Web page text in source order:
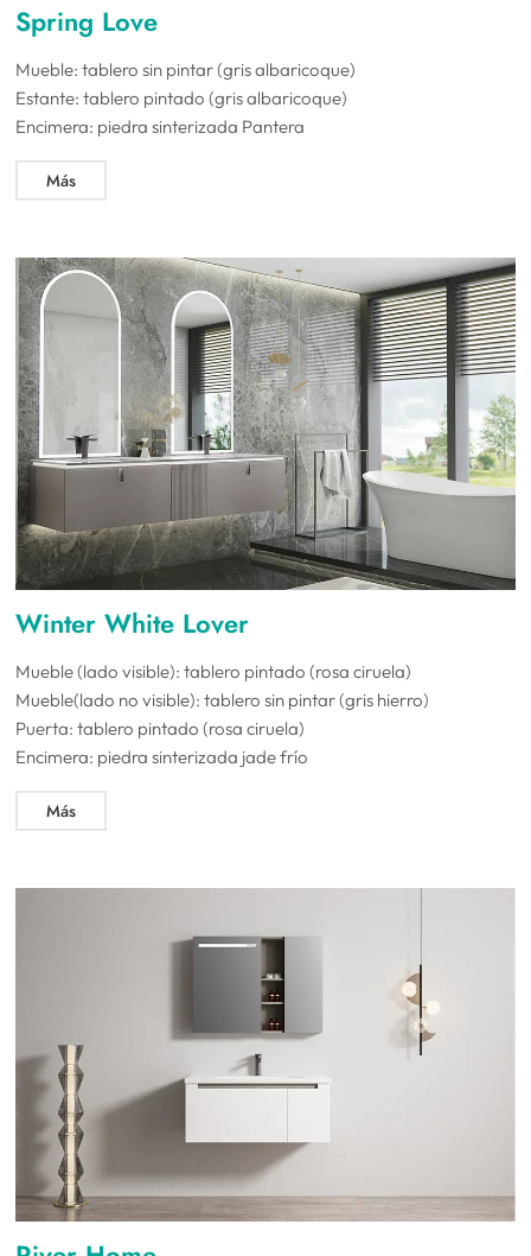
Spring Love
Mueble: tablero sin pintar (gris albaricoque)
Estante: tablero pintado (gris albaricoque)
Encimera: piedra sinterizada Pantera
Más
Winter White Lover
Mueble (lado visible): tablero pintado (rosa ciruela)
Mueble(lado no visible): tablero sin pintar (gris hierro)
Puerta: tablero pintado (rosa ciruela)
Encimera: piedra sinterizada jade frío
Más